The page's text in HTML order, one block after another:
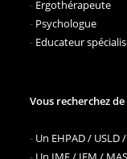
- Ergothérapeute
- Psychologue
- Educateur
Vous recherchez
- Un EHPAD /